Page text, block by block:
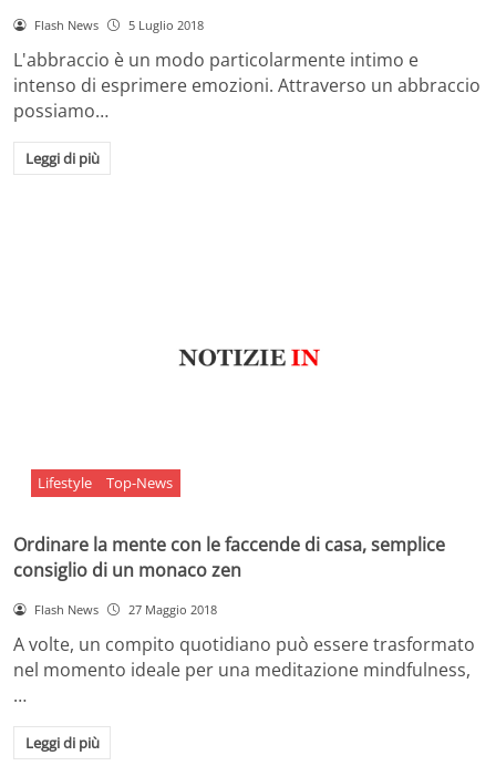
Flash News 5 Luglio 2018
L'abbraccio è un modo particolarmente intimo e
intenso di esprimere emozioni. Attraverso un abbraccio
possiamo…
Leggi di più
Lifestyle Top-News
Ordinare la mente con le faccende di casa, semplice
consiglio di un monaco zen
Flash News 27 Maggio 2018
A volte, un compito quotidiano può essere trasformato
nel momento ideale per una meditazione mindfulness,
…
Leggi di più